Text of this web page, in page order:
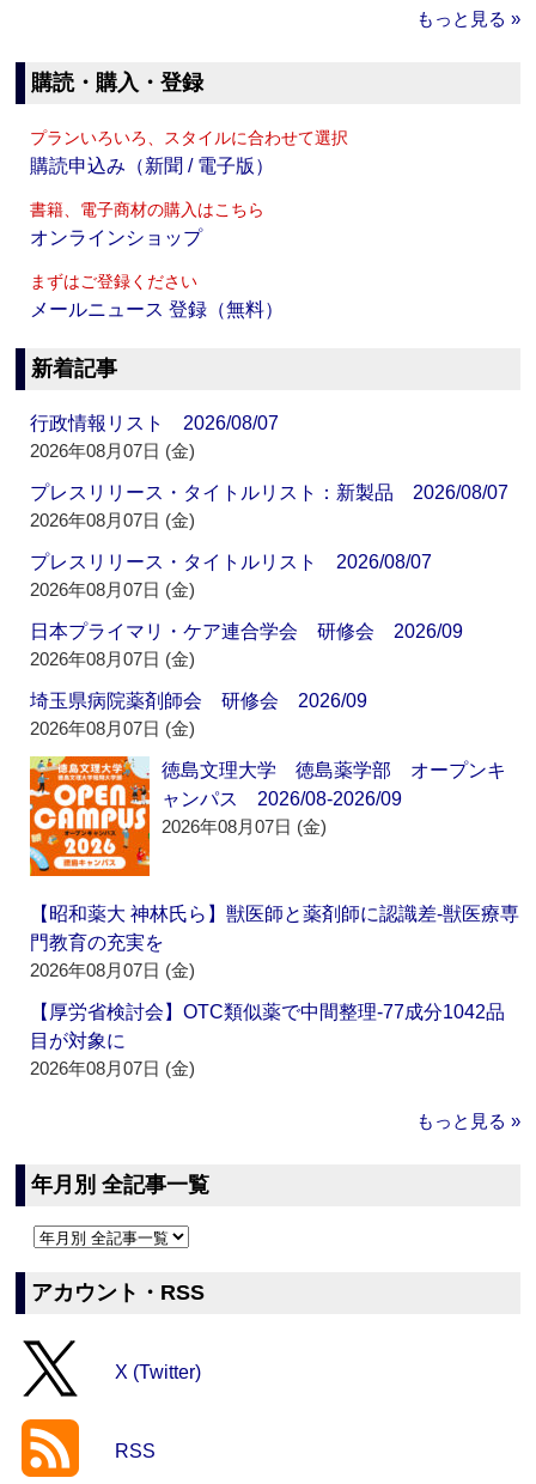
もっと見る »
購読・購入・登録
プランいろいろ、スタイルに合わせて選択
購読申込み（新聞 / 電子版）
書籍、電子商材の購入はこちら
オンラインショップ
まずはご登録ください
メールニュース 登録（無料）
新着記事
行政情報リスト 2026/08/07
2026年08月07日 (金)
プレスリリース・タイトルリスト：新製品 2026/08/07
2026年08月07日 (金)
プレスリリース・タイトルリスト 2026/08/07
2026年08月07日 (金)
日本プライマリ・ケア連合学会 研修会 2026/09
2026年08月07日 (金)
埼玉県病院薬剤師会 研修会 2026/09
2026年08月07日 (金)
徳島文理大学 徳島薬学部 オープンキ
ャンパス 2026/08-2026/09
2026年08月07日 (金)
【昭和薬大 神林氏ら】獣医師と薬剤師に認識差‐獣医療専
門教育の充実を
2026年08月07日 (金)
【厚労省検討会】OTC類似薬で中間整理‐77成分1042品
目が対象に
2026年08月07日 (金)
もっと見る »
年月別 全記事一覧
アカウント・RSS
X (Twitter)
RSS